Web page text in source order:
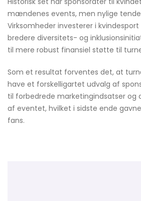
mændenes events, men nylige
Virksomheder investerer i
bredere diversitets- og
til mere robust finansiel støtte til
Som et resultat forventes det, at
have et forskelligartet udvalg af
til forbedrede marketingindsatser og
af eventet, hvilket i sidste ende
fans.